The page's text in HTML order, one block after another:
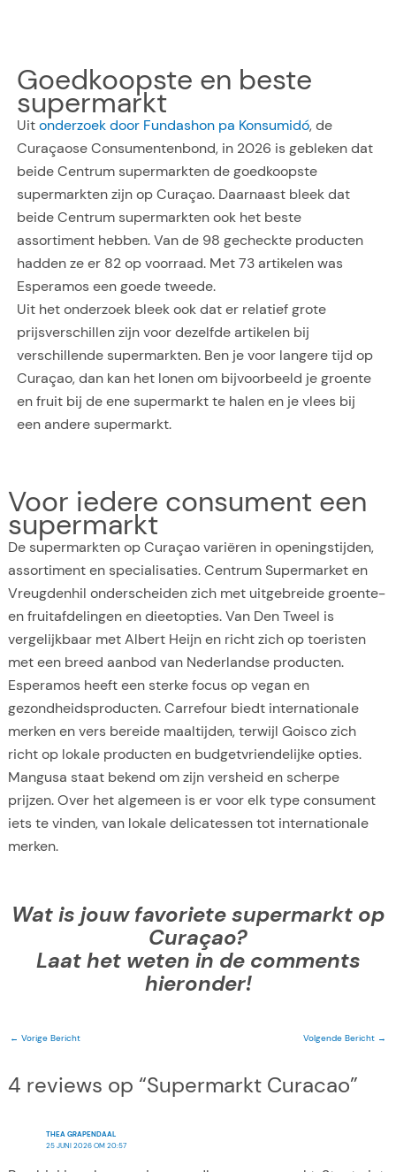
Goedkoopste en beste
supermarkt
Uitonderzoek door Fundashon pa Konsumidó, de
Curaçaose Consumentenbond, in 2026 is gebleken dat
beide Centrum supermarkten de goedkoopste
supermarkten zijn op Curaçao. Daarnaast bleek dat
beide Centrum supermarkten ook het beste
assortiment hebben. Van de 98 gecheckte producten
hadden ze er 82 op voorraad. Met 73 artikelen was
Esperamos een goede tweede.
Uit het onderzoek bleek ook dat er relatief grote
prijsverschillen zijn voor dezelfde artikelen bij
verschillende supermarkten. Ben je voor langere tijd op
Curaçao, dan kan het lonen om bijvoorbeeld je groente
en fruit bij de ene supermarkt te halen en je vlees bij
een andere supermarkt.
Voor iedere consument een
supermarkt
De supermarkten op Curaçao variëren in openingstijden,
assortiment en specialisaties. Centrum Supermarket en
Vreugdenhil onderscheiden zich met uitgebreide groente-
en fruitafdelingen en dieetopties. Van Den Tweel is
vergelijkbaar met Albert Heijn en richt zich op toeristen
met een breed aanbod van Nederlandse producten.
Esperamos heeft een sterke focus op vegan en
gezondheidsproducten. Carrefour biedt internationale
merken en vers bereide maaltijden, terwijl Goisco zich
richt op lokale producten en budgetvriendelijke opties.
Mangusa staat bekend om zijn versheid en scherpe
prijzen. Over het algemeen is er voor elk type consument
iets te vinden, van lokale delicatessen tot internationale
merken.
Wat is jouw favoriete supermarkt op
Curaçao?
Laat het weten in de comments
hieronder!
← Vorige Bericht Volgende Bericht →
4 reviews op “Supermarkt Curacao”
THEA GRAPENDAAL
25 JUNI 2026 OM 20:57